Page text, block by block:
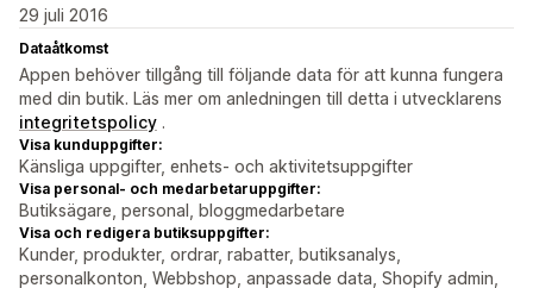
29 juli 2016
Dataåtkomst
Appen behöver tillgång till följande data för att kunna fungera
med din butik. Läs mer om anledningen till detta i utvecklarens
integritetspolicy .
Visa kunduppgifter:
Känsliga uppgifter, enhets- och aktivitetsuppgifter
Visa personal- och medarbetaruppgifter:
Butiksägare, personal, bloggmedarbetare
Visa och redigera butiksuppgifter:
Kunder, produkter, ordrar, rabatter, butiksanalys,
personalkonton, Webbshop, anpassade data, Shopify admin,